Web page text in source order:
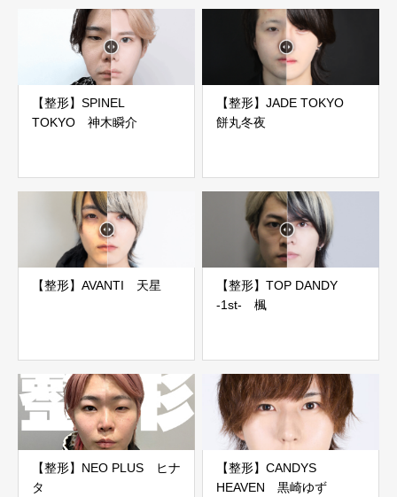
【整形】SPINEL
TOKYO 神木瞬介
【整形】JADE TOKYO
餅丸冬夜
【整形】AVANTI 天星
【整形】TOP DANDY
-1st- 楓
【整形】NEO PLUS ヒナ
タ
【整形】CANDYS
HEAVEN 黒崎ゆず